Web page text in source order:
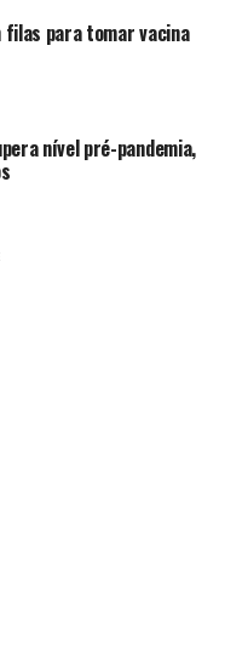
da licenciatura
a ampliação
as licenciaturas
e letras –
para tomar vacina
nível pré-pandemia,